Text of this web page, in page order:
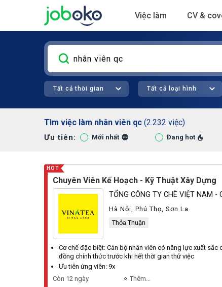
Việc làm CV &
Tất cả thời gian Tất cả loại hình
Tìm việc làm nhân viên qc (2.232 việc)
Ưu tiên: Mới nhất Đang hot
Hà Nội (456) Bình Dương
HOT
Chuyên Viên Kế Hoạch - Kỹ Thuật Xây Dựng
TỔNG CÔNG TY CHÈ VIỆT NAM -
Hà Nội, Phú Thọ, Sơn La
Thỏa Thuận
Cơ chế đặc biệt: Cán bộ nhân viên có năng lực xuất sắc
đồng chính thức trước khi hết thời gian thử việc
Ưu tiên ứng viên: 9x
Còn 12 ngày
Thêm...